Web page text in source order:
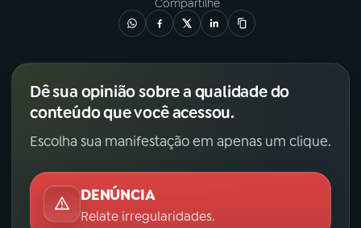
Compartilhe
Dê sua opinião sobre a qualidade do
conteúdo que você acessou.
Escolha sua manifestação em apenas um clique.
DENÚNCIA
Relate irregularidades.